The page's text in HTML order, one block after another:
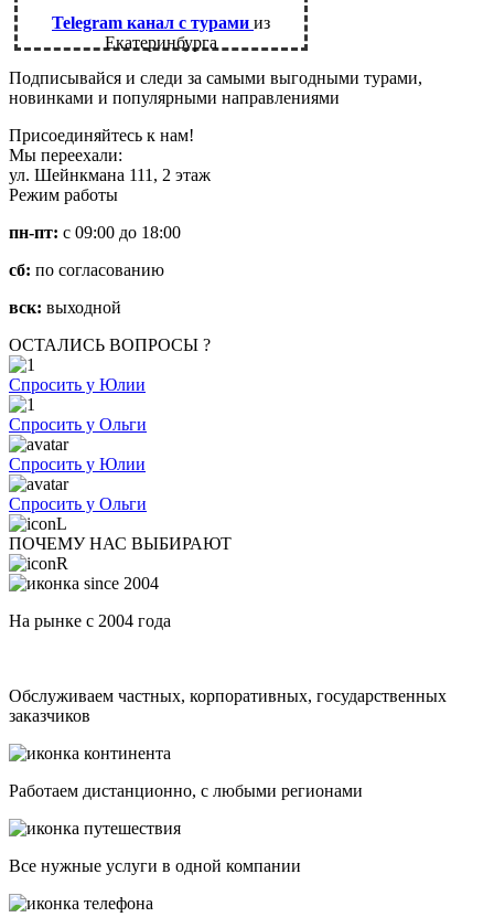
Telegram канал с турами из
Екатеринбурга
Подписывайся и следи за самыми выгодными турами,
новинками и популярными направлениями
Присоединяйтесь к нам!
Мы переехали:
ул. Шейнкмана 111, 2 этаж
Режим работы
пн-пт: с 09:00 до 18:00
сб: по согласованию
вск: выходной
ОСТАЛИСЬ ВОПРОСЫ ?
Спросить у Юлии
Спросить у Ольги
Спросить у Юлии
Спросить у Ольги
ПОЧЕМУ НАС ВЫБИРАЮТ
На рынке с 2004 года
Обслуживаем частных, корпоративных, государственных
заказчиков
Работаем дистанционно, с любыми регионами
Все нужные услуги в одной компании